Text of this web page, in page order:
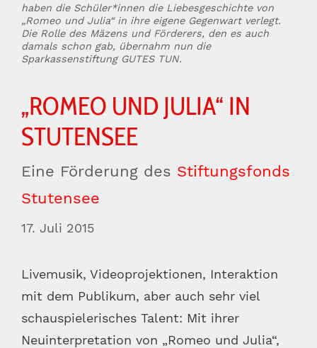
haben die Schüler*innen die Liebesgeschichte von
„Romeo und Julia“ in ihre eigene Gegenwart verlegt.
Die Rolle des Mäzens und Förderers, den es auch
damals schon gab, übernahm nun die
Sparkassenstiftung GUTES TUN.
„ROMEO UND JULIA“ IN
STUTENSEE
Eine Förderung des Stiftungsfonds
Stutensee
17. Juli 2015
Livemusik, Videoprojektionen, Interaktion
mit dem Publikum, aber auch sehr viel
schauspielerisches Talent: Mit ihrer
Neuinterpretation von „Romeo und Julia“,